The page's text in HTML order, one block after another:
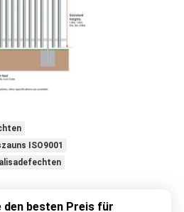
ISO9001
den besten Preis für